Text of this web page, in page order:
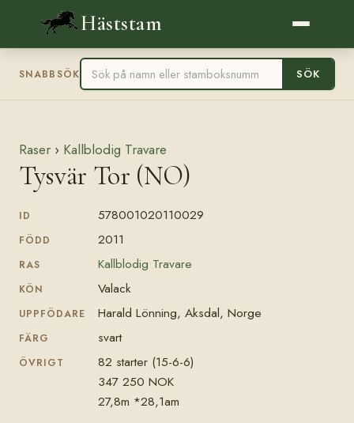
Häststam
SNABBSÖK SÖK
Raser › Kallblodig Travare
Tysvär Tor (NO)
ID 578001020110029
FÖDD 2011
RAS Kallblodig Travare
KÖN Valack
UPPFÖDARE Harald Lönning, Aksdal, Norge
FÄRG svart
ÖVRIGT
82 starter (15-6-6)
347 250 NOK
27,8m *28,1am